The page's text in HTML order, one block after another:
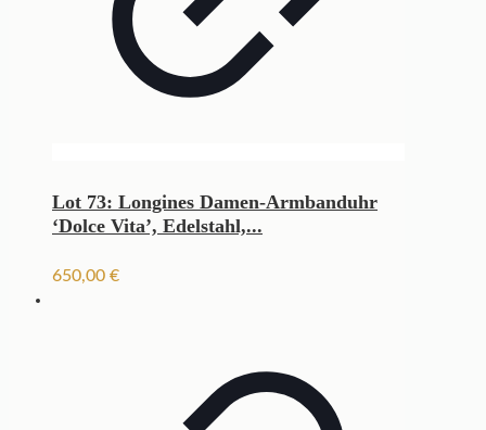
Lot 73: Longines Damen-Armbanduhr
‘Dolce Vita’, Edelstahl,...
650,00 €